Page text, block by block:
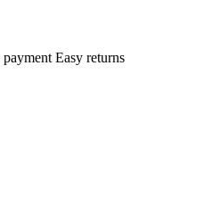
payment Easy returns